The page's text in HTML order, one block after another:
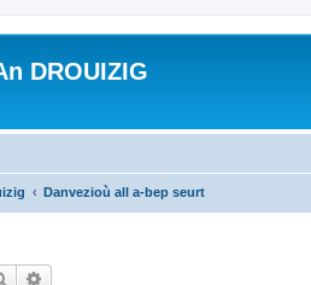
DROUIZIG
Danvezioù all a-bep seurt
Rechercher